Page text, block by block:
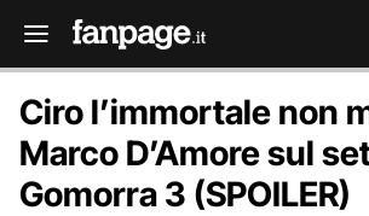
Ciro l’immortale non
Marco D’Amore sul
Gomorra 3 (SPOILER)